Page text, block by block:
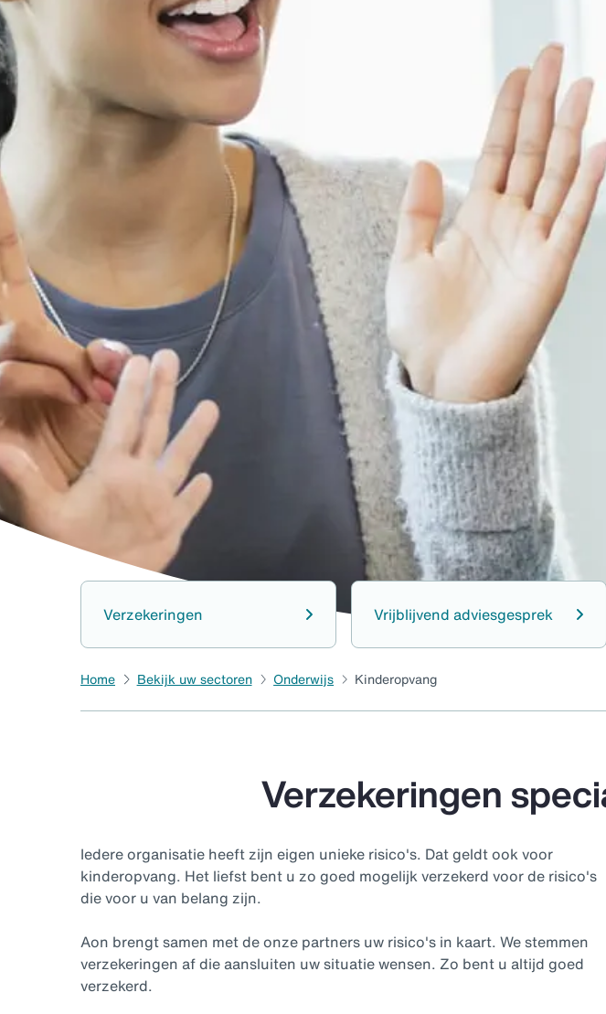
Verzekeringen Vrijblijvend adviesgesprek
Home Bekijk uw sectoren Onderwijs Kinderopvang
Verzekeringen
Iedere organisatie heeft zijn eigen unieke risico's. Dat geldt ook voor
kinderopvang. Het liefst bent u zo goed mogelijk verzekerd voor de risico's
die voor u van belang zijn.
Aon brengt samen met de onze partners uw risico's in kaart. We stemmen
verzekeringen af die aansluiten uw situatie wensen. Zo bent u altijd goed
verzekerd.